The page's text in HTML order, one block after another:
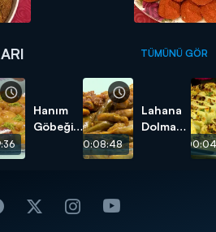
TÜMÜNÜ GÖR
Hanım
Göbeği
00:08:48
Lahana
Dolması